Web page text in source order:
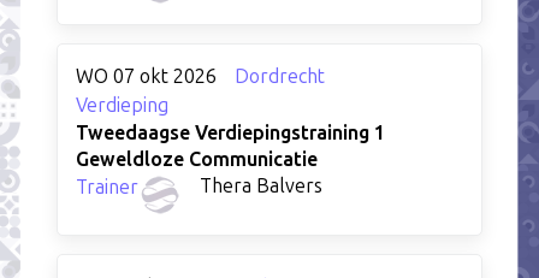
WO 07 okt 2026
Dordrecht
Verdieping
Tweedaagse Verdiepingstraining 1
Geweldloze Communicatie
Trainer
Thera Balvers